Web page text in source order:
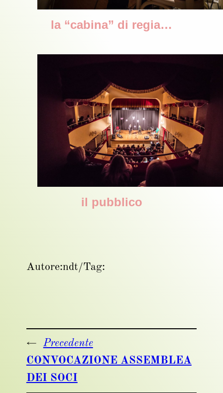
la “cabina” di regia…
il pubblico
Autore:ndt/Tag:
←
Precedente
CONVOCAZIONE ASSEMBLEA
DEI SOCI